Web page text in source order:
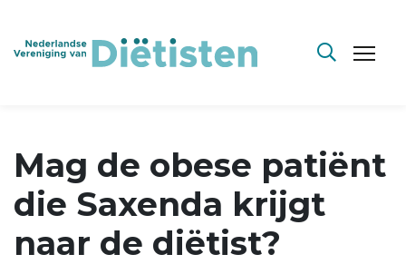
Mag de obese patiënt
die Saxenda krijgt
naar de diëtist?